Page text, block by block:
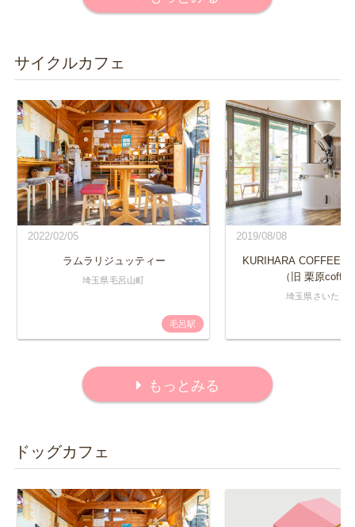
サイクルカフェ
2022/02/05
ラムラリジュッティー
埼玉県毛呂山町
毛呂駅
2019/08/08
KURIHARA COFFEE
（旧 栗原
埼玉県さいたま
もっとみる
ドッグカフェ